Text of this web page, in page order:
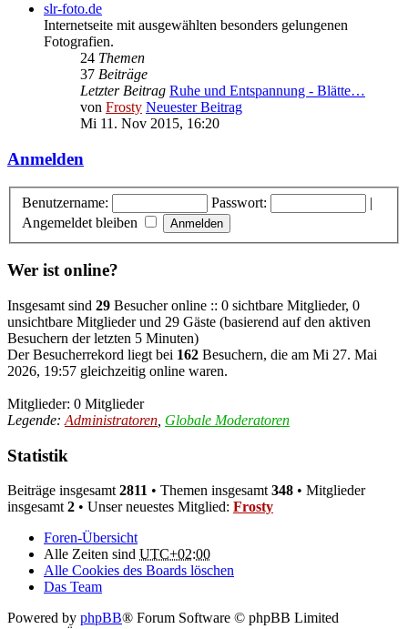
slr-foto.de
Internetseite mit ausgewählten besonders gelungenen
Fotografien.
24 Themen
37 Beiträge
Letzter Beitrag Ruhe und Entspannung - Blätte…
von Frosty Neuester Beitrag
Mi 11. Nov 2015, 16:20
Anmelden
Benutzername: Passwort:
|
Angemeldet bleiben
Wer ist online?
Insgesamt sind 29 Besucher online :: 0 sichtbare Mitglieder, 0
unsichtbare Mitglieder und 29 Gäste (basierend auf den aktiven
Besuchern der letzten 5 Minuten)
Der Besucherrekord liegt bei 162 Besuchern, die am Mi 27. Mai
2026, 19:57 gleichzeitig online waren.
Mitglieder: 0 Mitglieder
Legende: Administratoren Globale Moderatoren
Statistik
Beiträge insgesamt 2811 • Themen insgesamt 348 • Mitglieder
insgesamt 2 • Unser neuestes Mitglied: Frosty
Foren-Übersicht
Alle Zeiten sind UTC+02:00
Alle Cookies des Boards löschen
Das Team
Powered by phpBB® Forum Software © phpBB Limited